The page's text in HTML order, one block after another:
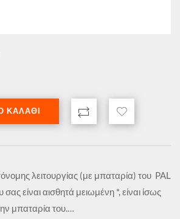
ΚΑΛΆΘΙ
λειτουργίας (με μπαταρία) του PAL
είναι αισθητά μειωμένη *, είναι ίσως
μπαταρία του.…